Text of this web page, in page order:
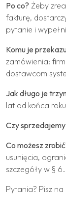
Po co? Żeby
fakturę,
pytanie i
Komu je
zamówienia:
dostawcom
Jak długo je
lat od końca
Czy
Co możesz
usunięcia,
szczegóły w § 6.
Pytania? Pisz na